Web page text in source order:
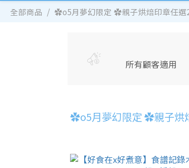
全部商品 ✿o5月夢幻限定 ✿親子烘焙印章任選
所有顧客適用
✿o5月夢幻限定 ✿親子烘